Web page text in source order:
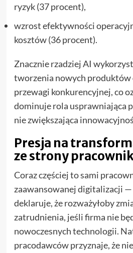
ryzyk (37 procent),
wzrost efektywności
kosztów (36 procent).
Znacznie rzadziej AI
tworzenia nowych produktów
przewagi konkurencyjnej, co
dominuje rola usprawniająca
nie zwiększająca
Presja na
ze strony
Coraz częściej to sami
zaawansowanej digitalizacji —
deklaruje, że rozważyłoby
zatrudnienia, jeśli firma nie
nowoczesnych technologii.
pracodawców przyznaje, że